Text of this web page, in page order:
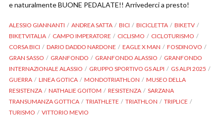
e naturalmente BUONE PEDALATE!! Arrivederci a presto!
ALESSIO GIANNANTI ANDREA SATTA BICI BICICLETTA
BIKETV
BIKETVITALIA
CAMPO IMPERATORE CICLISMO
CICLOTURISMO
CORSA BICI
DARIO DADDO NARDONE EAGLE X MAN
FOSDINOVO
GRAN SASSO
GRANFONDO GRANFONDO ALASSIO
GRANFONDO
INTERNAZIONALE ALASSIO
GRUPPO SPORTIVO GS ALPI
GS ALPI 2025
GUERRA
LINEA GOTICA MONDOTRIATHLON
MUSEO DELLA
RESISTENZA
NATHALIE GOITOM RESISTENZA
SARZANA
TRANSUMANZA GOTTICA
TRIATHLETE TRIATHLON
TRIPLICE
TURISMO
VITTORIO MEVIO